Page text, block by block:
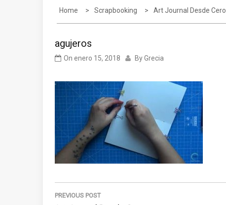
Home Scrapbooking Art Journal Desde Cero
agujeros
On enero 15, 2018 ByGrecia
Navegación
de
PREVIOUS POST